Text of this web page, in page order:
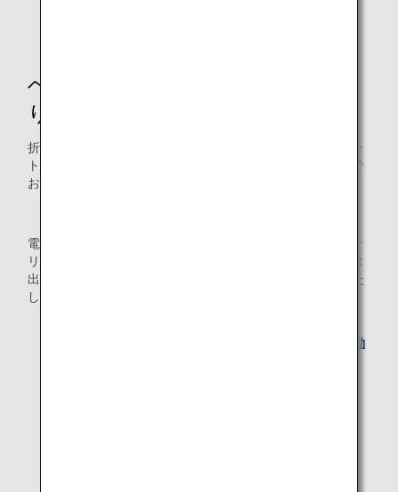
ベビーカー・車いすなどのお預か
り
折りたたみ式ベビーカー、携帯用ゆりかご、チャイルドシー
ト、身体に障がいがある旅客が使用する車いすなどは無料で
お預かりいたします。
電動車いすのご利用は、ご予約の際にサイズ、重量、バッテ
リーの種類をお知らせください。また、空港カウンターには
出発時刻の60分前までにお越しくださいますようお願いいた
します。
電動